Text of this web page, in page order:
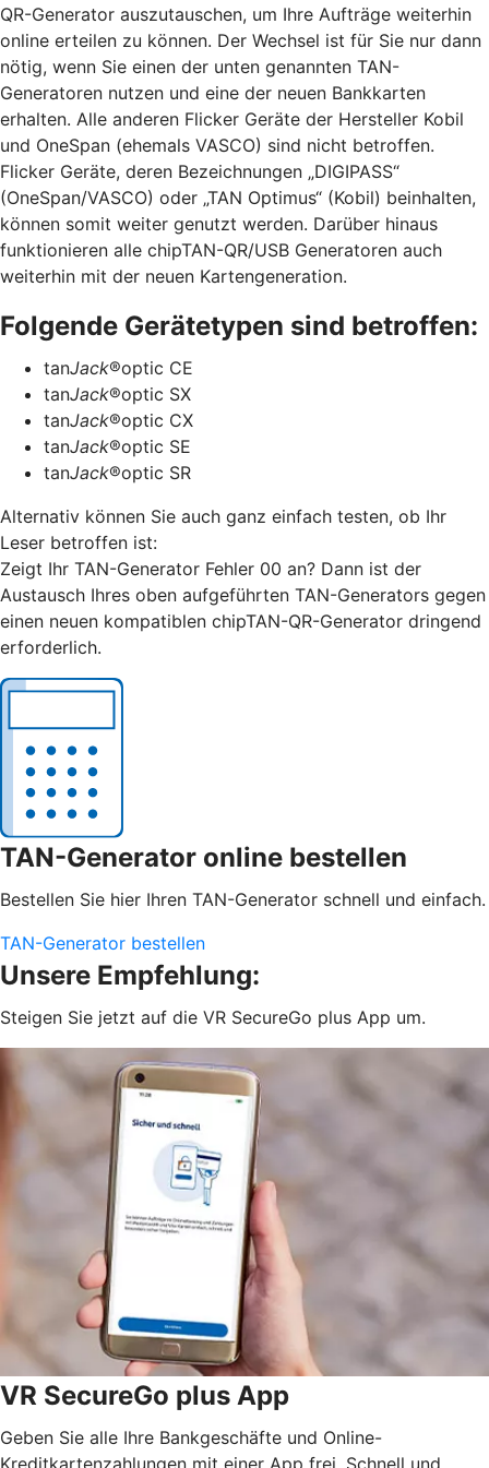
QR-Generator auszutauschen, um Ihre Aufträge weiterhin
online erteilen zu können. Der Wechsel ist für Sie nur dann
nötig, wenn Sie einen der unten genannten TAN-
Generatoren nutzen und eine der neuen Bankkarten
erhalten. Alle anderen Flicker Geräte der Hersteller Kobil
und OneSpan (ehemals VASCO) sind nicht betroffen.
Flicker Geräte, deren Bezeichnungen „DIGIPASS“
(OneSpan/VASCO) oder „TAN Optimus“ (Kobil) beinhalten,
können somit weiter genutzt werden. Darüber hinaus
funktionieren alle chipTAN-QR/USB Generatoren auch
weiterhin mit der neuen Kartengeneration.
Folgende Gerätetypen sind betroffen:
tanJack®optic CE
tanJack®optic SX
tanJack®optic CX
tanJack®optic SE
tanJack®optic SR
Alternativ können Sie auch ganz einfach testen, ob Ihr
Leser betroffen ist:
Zeigt Ihr TAN-Generator Fehler 00 an? Dann ist der
Austausch Ihres oben aufgeführten TAN-Generators gegen
einen neuen kompatiblen chipTAN-QR-Generator dringend
erforderlich.
TAN-Generator online bestellen
Bestellen Sie hier Ihren TAN-Generator schnell und einfach.
TAN-Generator bestellen
Unsere Empfehlung:
Steigen Sie jetzt auf die VR SecureGo plus App um.
VR SecureGo plus App
Geben Sie alle Ihre Bankgeschäfte und Online-
Kreditkartenzahlungen mit einer App frei. Schnell und